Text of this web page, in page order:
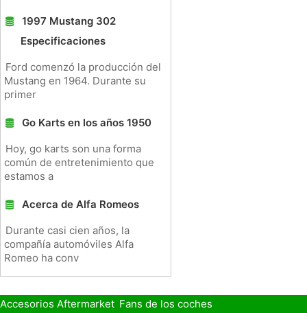
1997 Mustang 302
Especificaciones
Ford comenzó la producción del
Mustang en 1964. Durante su
primer
Go Karts en los años 1950
Hoy, go karts son una forma
común de entretenimiento que
estamos a
Acerca de Alfa Romeos
Durante casi cien años, la
compañía automóviles Alfa
Romeo ha conv
Accesorios Aftermarket Fans de los coches